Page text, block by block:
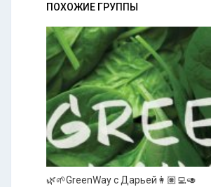
ПОХОЖИЕ ГРУППЫ
🌿🌱GreenWay с Дарьей👩🏽‍💻🥑